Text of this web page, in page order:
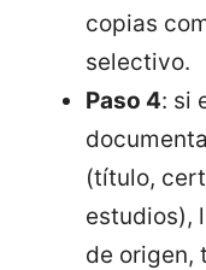
copias
selectivo.
Paso 4: si
(título,
estudios),
de origen,